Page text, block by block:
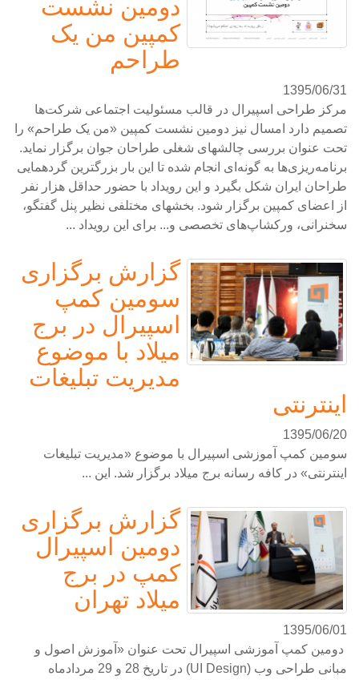
دومین نشست
کمپین من یک
طراحم
1395/06/31
مرکز طراحی اسپیرال در قالب مسئولیت اجتماعی شرکت‌ها
تصمیم دارد امسال نیز دومین نشست کمپین «من یک طراحم» را
تحت عنوان بررسی چالشهای شغلی طراحان جوان برگزار نماید.
برنامه‌ریزی‌ها به گونه‌ای انجام شده تا این بار بزرگترین گردهمایی
طراحان ایران شکل بگیرد و این رویداد با حضور حداقل هزار نفر
از اعضای کمپین برگزار شود. بخشهای مختلفی نظیر پنل گفتگو،
سخنرانی، ورکشاپ‌های تخصصی و... برای این رویداد ...
گزارش برگزاری
سومین کمپ
اسپیرال در برج
میلاد با موضوع
مدیریت تبلیغات
اینترنتی
1395/06/20
سومین کمپ آموزشی اسپیرال با موضوع «مدیریت تبلیغات
اینترنتی» در کافه رسانه برج میلاد برگزار شد. این ...
گزارش برگزاری
دومین اسپیرال
کمپ در برج
میلاد تهران
1395/06/01
دومین کمپ آموزشی اسپیرال تحت عنوان «آموزش اصول و
مبانی طراحی وب (UI Design) در تاریخ 28 و 29 مردادماه